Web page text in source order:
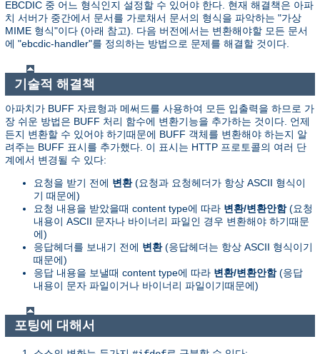
EBCDIC 중 어느 형식인지 설정할 수 있어야 한다. 현재 해결책은 아파
치 서버가 중간에서 문서를 가로채서 문서의 형식을 파악하는 "가상
MIME 형식"이다 (아래 참고). 다음 버전에서는 변환해야할 모든 문서
에 "ebcdic-handler"를 정의하는 방법으로 문제를 해결할 것이다.
기술적 해결책
아파치가 BUFF 자료형과 메써드를 사용하여 모든 입출력을 하므로 가
장 쉬운 방법은 BUFF 처리 함수에 변환기능을 추가하는 것이다. 언제
든지 변환할 수 있어야 하기때문에 BUFF 객체를 변환해야 하는지 알
려주는 BUFF 표시를 추가했다. 이 표시는 HTTP 프로토콜의 여러 단
계에서 변경될 수 있다:
요청을 받기 전에 변환(요청과 요청헤더가 항상 ASCII 형식이
기 때문에)
요청 내용을 받았을때 content type에 따라 변환/변환안함(요청
내용이 ASCII 문자나 바이너리 파일인 경우 변환해야 하기때문
에)
응답헤더를 보내기 전에 변환(응답헤더는 항상 ASCII 형식이기
때문에)
응답 내용을 보낼때 content type에 따라 변환/변환안함(응답
내용이 문자 파일이거나 바이너리 파일이기때문에)
포팅에 대해서